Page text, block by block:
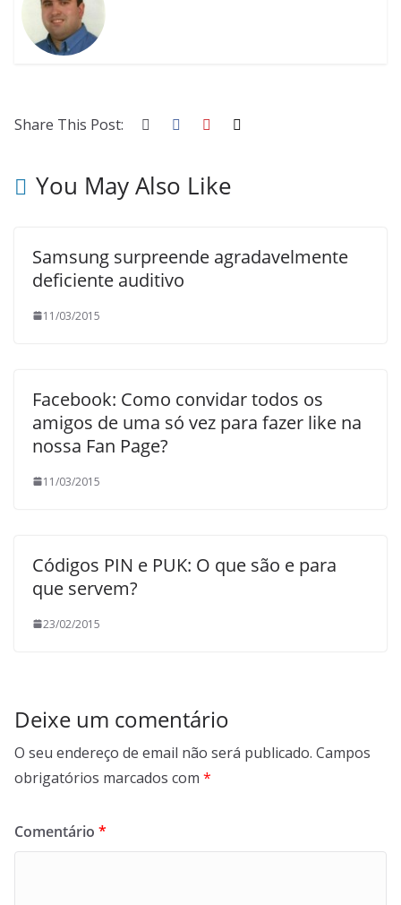
Share This Post:
You May Also Like
Samsung surpreende agradavelmente
deficiente auditivo
11/03/2015
Facebook: Como convidar todos os
amigos de uma só vez para fazer like na
nossa Fan Page?
11/03/2015
Códigos PIN e PUK: O que são e para
que servem?
23/02/2015
Deixe um comentário
O seu endereço de email não será publicado. Campos
obrigatórios marcados com *
Comentário *